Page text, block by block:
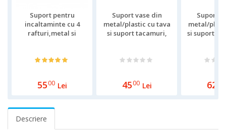
Suport pentru
incaltaminte cu 4
rafturi,metal si
5500 Lei
Suport vase din
metal/plastic cu tava
si suport tacamuri,
4500 Lei
Suport
metal/
si suport
62
Descriere